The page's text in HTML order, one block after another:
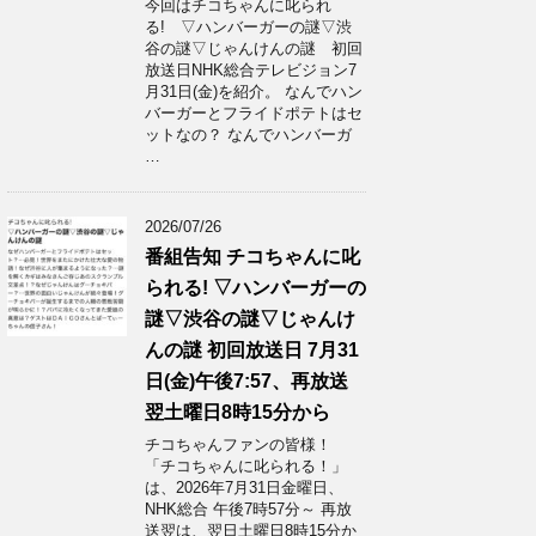
今回はチコちゃんに叱られ
る! ▽ハンバーガーの謎▽渋
谷の謎▽じゃんけんの謎 初回
放送日NHK総合テレビジョン7
月31日(金)を紹介。 なんでハン
バーガーとフライドポテトはセ
ットなの？ なんでハンバーガ
…
2026/07/26
番組告知 チコちゃんに叱
られる! ▽ハンバーガーの
謎▽渋谷の謎▽じゃんけ
んの謎 初回放送日 7月31
日(金)午後7:57、再放送
翌土曜日8時15分から
チコちゃんファンの皆様！
「チコちゃんに叱られる！」​
は、2026年7月31日金曜日、
NHK総合 午後7時57分～ 再放
送翌は、翌日土曜日8時15分か